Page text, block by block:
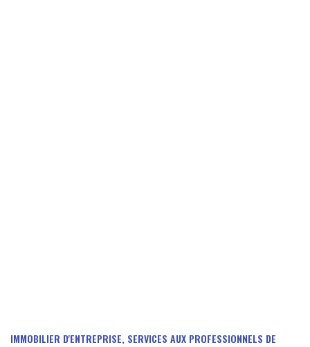
IMMOBILIER D'ENTREPRISE, SERVICES AUX PROFESSIONNELS DE